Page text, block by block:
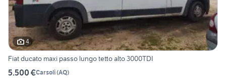
4
Fiat ducato maxi passo lungo tetto alto 3000TDI
5.500 €Carsoli(AQ)